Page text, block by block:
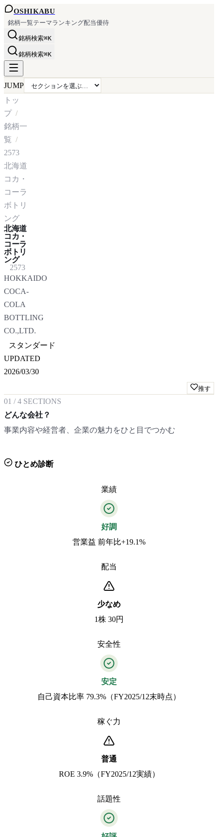
OSHIKABU
銘柄一覧テーマランキング配当優待
銘柄検索⌘K
銘柄検索⌘K
JUMP
トッ
プ
銘柄一
覧
2573
北海道
コカ・
コーラ
ボトリ
ング
北海道
コカ・
コーラ
ボトリ
ング
2573
HOKKAIDO
COCA-
COLA
BOTTLING
CO.,LTD.
スタンダード
UPDATED
2026/03/30
推す
01 /4 SECTIONS
どんな会社？
事業内容や経営者、企業の魅力をひと目でつかむ
ひとめ診断
業績
好調
営業益 前年比+19.1%
配当
少なめ
1株 30円
安全性
安定
自己資本比率 79.3%（FY2025/12末時点）
稼ぐ力
普通
ROE 3.9%（FY2025/12実績）
話題性